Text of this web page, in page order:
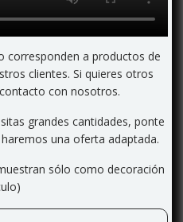
corresponden a productos de
clientes. Si quieres otros
con nosotros.
grandes cantidades, ponte
una oferta adaptada.
sólo como decoración